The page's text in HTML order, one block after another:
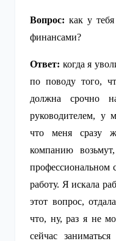
Вопрос: как у
финансами?
Ответ: когда я
по поводу того,
должна срочно
руководителем, у
что меня сразу
компанию
профессиональном
работу. Я искала
этот вопрос,
что, ну, раз я не
сейчас